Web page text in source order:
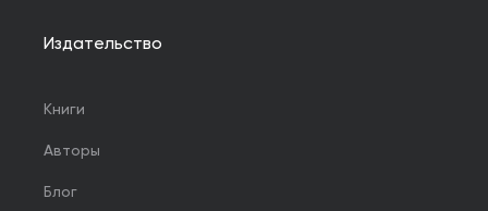
Издательство
Книги
Авторы
Блог